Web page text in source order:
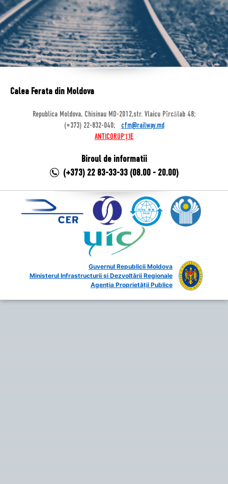
Calea Ferata din Moldova
Republica Moldova, Chisinau MD-2012,str. Vlaicu Pîrcălab 48;
(+373) 22-832-040;
cfm@railway.md
ANTICORUPȚIE
Biroul de informatii
(+373) 22 83-33-33 (08.00 - 20.00)
Guvernul Republicii Moldova
Ministerul Infrastructurii și Dezvoltării Regionale
Agenția Proprietății Publice